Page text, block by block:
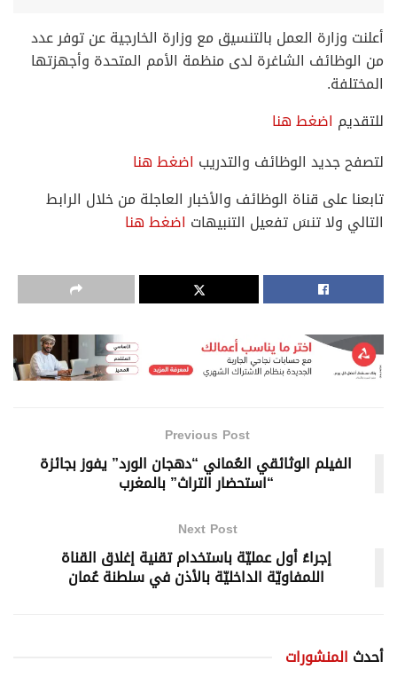
‏أعلنت ⁧‫وزارة العمل‬⁩ بالتنسيق مع وزارة الخارجية ‬⁩عن توفر عدد
من الوظائف الشاغرة لدى منظمة الأمم المتحدة وأجهزتها
المختلفة.
للتقديم اضغط هنا
لتصفح جديد الوظائف والتدريب اضغط هنا
تابعنا على قناة الوظائف والأخبار العاجلة من خلال الرابط
التالي ولا تنسَ تفعيل التنبيهات اضغط هنا
Previous Post
الفيلم الوثائقي العُماني “دهجان الورد” يفوز بجائزة
“استحضار التراث” بالمغرب
Next Post
إجراءُ أول عمليّة باستخدام تقنية إغلاق القناة
اللمفاويّة الداخليّة بالأذن في سلطنة عُمان
أحدث المنشورات